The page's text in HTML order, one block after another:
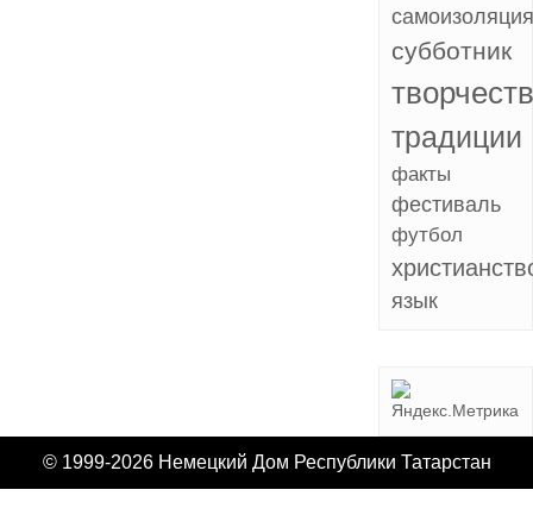
субботник
традиции
факты
фестиваль
футбол
язык
© 1999-2026 Немецкий Дом Республики Татарстан